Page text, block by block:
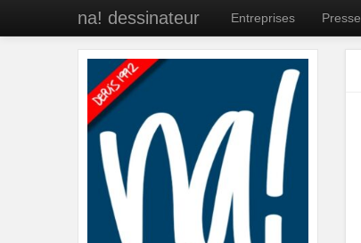
na! dessinateur Entreprises Presse